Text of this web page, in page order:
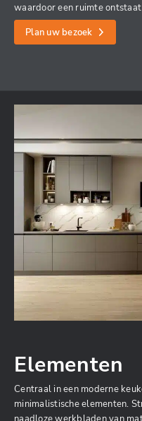
waardoor een ruimte
Plan uw bezoek
Elementen
Centraal in een moderne
minimalistische elementen.